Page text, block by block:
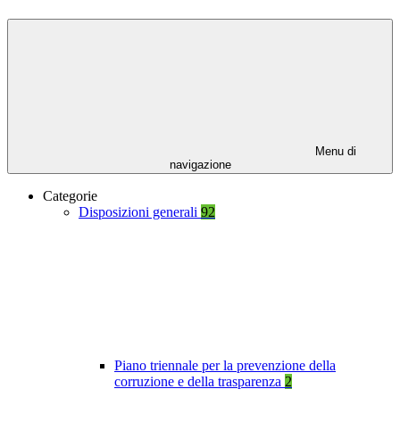
Menu di
navigazione
Categorie
Disposizioni generali 92
Piano triennale per la prevenzione della
corruzione e della trasparenza 2